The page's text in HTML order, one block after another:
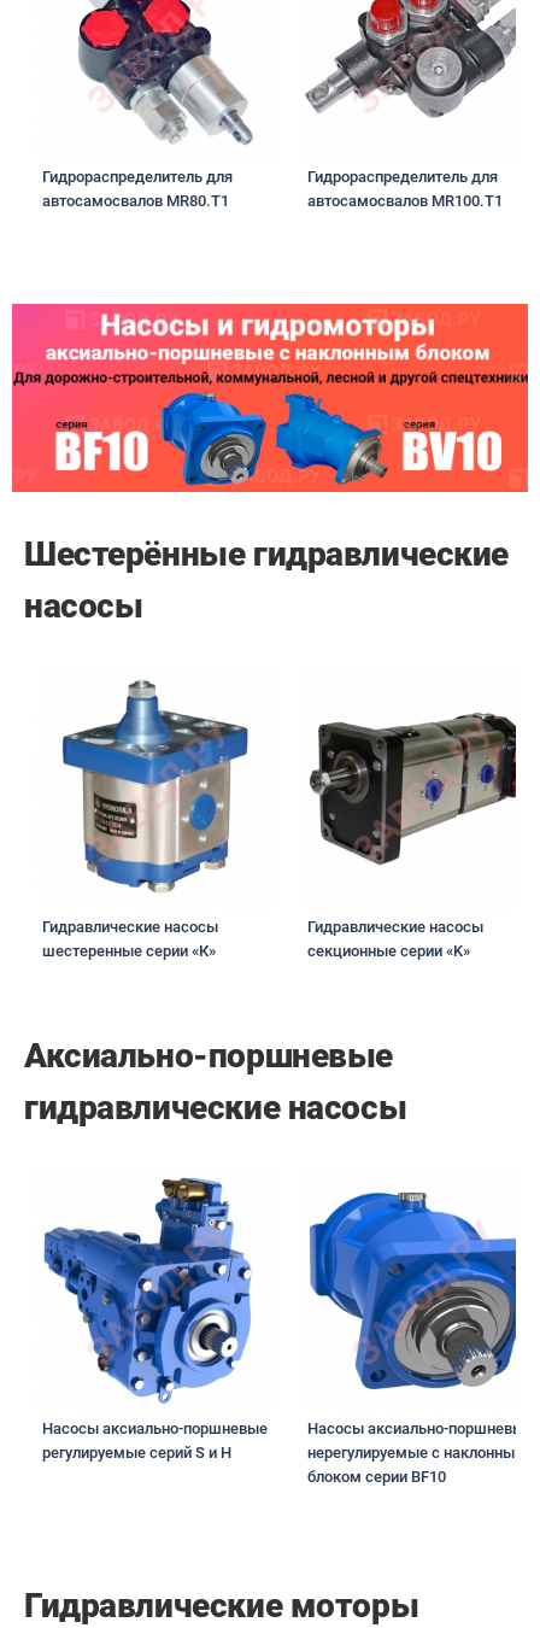
Гидрораспределитель для
автосамосвалов MR80.T1
Гидрораспределитель для
автосамосвалов MR100.T1
Шестерённые гидравлические
насосы
Гидравлические насосы
шестеренные серии «К»
Гидравлические насосы
секционные серии «K»
Аксиально-поршневые
гидравлические насосы
Насосы аксиально-поршневые
регулируемые серий S и H
Насосы аксиально-поршневые
нерегулируемые с наклонным
блоком серии BF10
Гидравлические моторы